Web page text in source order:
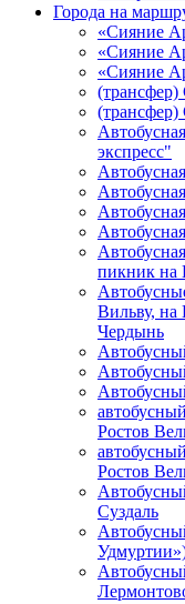
Города на
«Сияние
«Сияние
«Сияние
(трансфер)
(трансфер)
экспресс"
пикник на
Вильву, на
Чердынь
Ростов
Ростов
Суздаль